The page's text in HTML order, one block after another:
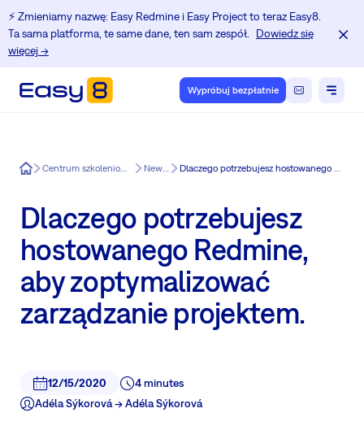
⚡️ Zmieniamy nazwę: Easy Redmine i Easy Project to teraz Easy8.
Ta sama platforma, te same dane, ten sam zespół.
Dowiedz się
więcej →
Wypróbuj bezpłatnie
Easy8 Centrum szkoleniowe dla użytkowników Redmine. News in Easy8 Dlaczego potrzebujesz hostowanego Redmine, aby zoptymalizować zarządzanie projektem.
Dlaczego potrzebujesz
hostowanego Redmine,
aby zoptymalizować
zarządzanie projektem.
12/15/2020
4 minutes
Adéla Sýkorová -> Adéla Sýkorová